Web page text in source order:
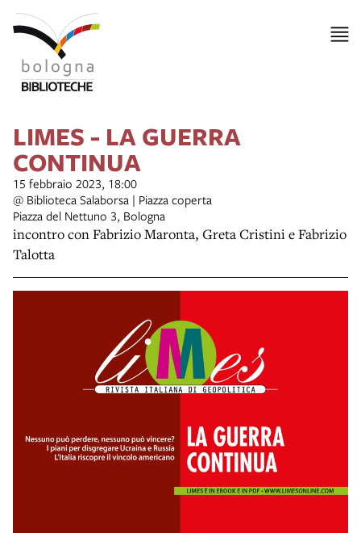
LIMES - LA GUERRA
CONTINUA
15 febbraio 2023, 18:00
@ Biblioteca Salaborsa | Piazza coperta
Piazza del Nettuno 3, Bologna
incontro conFabrizio Maronta, Greta Cristini e Fabrizio
Talotta